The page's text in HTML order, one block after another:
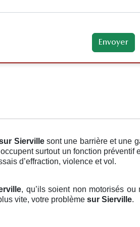
Siervillesont une barrière et une
surtout un fonction
d’effraction, violence et vol.
, qu’ils soient non motorisés
vite, votre problème sur Sierville.